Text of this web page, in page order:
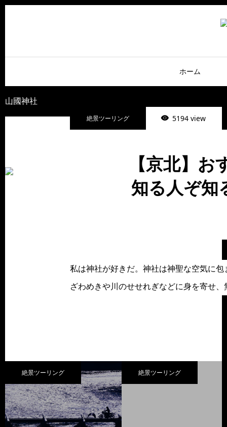
ホーム
山國神社
絶景ツーリング
5194 view
【京北】
知る人ぞ知
私は神社が好きだ。神社は神聖な空気に
ざわめきや川のせせれぎなどに身を寄せ
絶景ツーリング 絶景ツーリング